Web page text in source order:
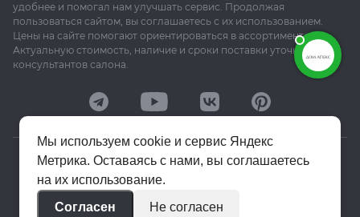
удобнее и помогал нам улучшать сервис. Продолжая
пользоваться сайтом, вы соглашаетесь с их использованием.
Цены на сайте помогают ориентироваться в ассортименте.
Актуальную стоимость, наличие и сроки поставки уточняйте у
консультантов салона.
© 2020–2026 «Апекс»
Политика конфиденциальности
Мы используем cookie и сервис Яндекс
Метрика. Оставаясь с нами, вы соглашаетесь
на их использование.
Согласен
Не согласен